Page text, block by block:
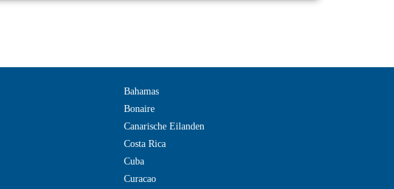
Bahamas
Bonaire
Canarische Eilanden
Costa Rica
Cuba
Curacao